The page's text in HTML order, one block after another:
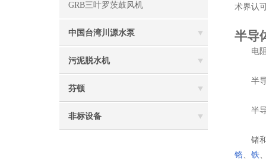
GRB三叶罗茨鼓风机
中国台湾川源水泵
污泥脱水机
芬顿
非标设备
术界认
半导
电阻
半导
半导
锗和
铬、 铁